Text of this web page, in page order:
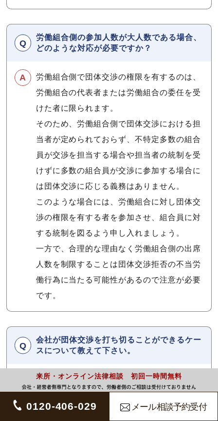
労働組合側の参加人数が大人数である場合、
どのような対応が必要ですか？
労働組合側で団体交渉の権限を有するのは、
労働組合の代表者または労働組合の委任を受
けた者に限られます。
そのため、労働組合側で団体交渉における担
当者が定められておらず、不特定多数の組合
員が交渉を担当する場合や担当者の統制を受
けずに多数の組合員が交渉に参加する場合に
は団体交渉に応じる義務はありません。
このような場合には、労働組合に対し団体交
渉の権限を有する者を参加させ、組合員に対
する統制を図るよう申し入れましょう。
一方で、合理的な理由なく労働組合側の出席
人数を制限することは団体交渉拒否の不当労
働行為に当たる可能性があるので注意が必要
です。
会社が団体交渉を打ち切ることができるケー
スについて教えて下さい。
会社と労働組合の双方が、交渉事項について
それぞれ自らの主張および説明を出し尽く
し、これ以上交渉を重ねても議論は平行線を
来所・オンライン法律相談 初回一時間無料
0120-406-029 メール相談予約受付